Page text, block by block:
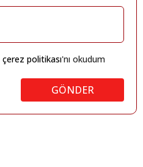
çerez politikası'nı okudum
GÖNDER